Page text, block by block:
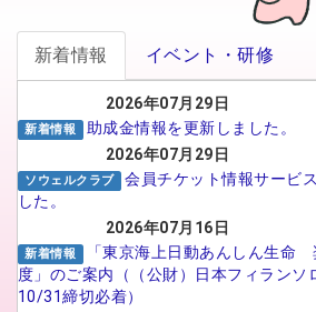
新着情報 イベント・研修
2026年07月29日
新着情報
助成金情報を更新しました。
2026年07月29日
ソウェルクラブ
会員チケット情報サービ
した。
2026年07月16日
新着情報
「東京海上日動あんしん生命
度」のご案内（（公財）日本フィランソ
10/31締切必着）